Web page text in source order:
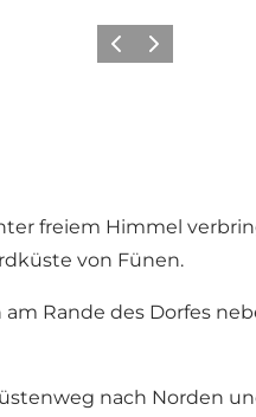
ZurückWeiter
freiem Himmel
von Fünen.
Rande des Dorfes
nach Norden